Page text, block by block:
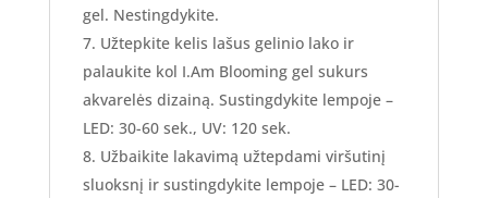
gel. Nestingdykite.
Užtepkite kelis lašus gelinio lako ir
palaukite kol I.Am Blooming gel sukurs
akvarelės dizainą. Sustingdykite lempoje –
LED: 30-60 sek., UV: 120 sek.
Užbaikite lakavimą užtepdami viršutinį
sluoksnį ir sustingdykite lempoje – LED: 30-